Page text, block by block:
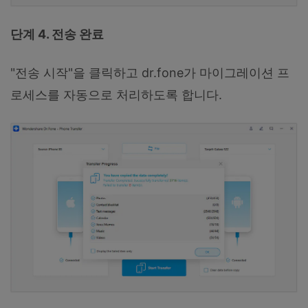
단계 4. 전송 완료
"전송 시작"을 클릭하고 dr.fone가 마이그레이션 프
로세스를 자동으로 처리하도록 합니다.